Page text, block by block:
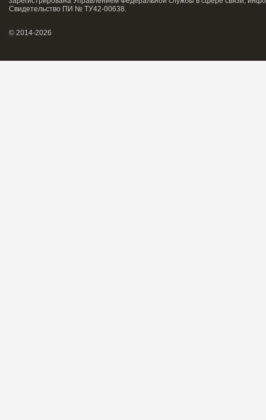
Свидетельство ПИ № ТУ42-00638.
© 2014-2026